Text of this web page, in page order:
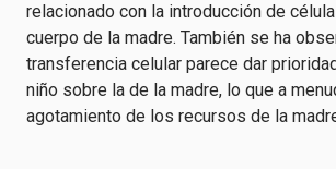
relacionado con la introducción de
cuerpo de la madre. También se ha
transferencia celular parece dar
niño sobre la de la madre, lo que a
agotamiento de los recursos de la